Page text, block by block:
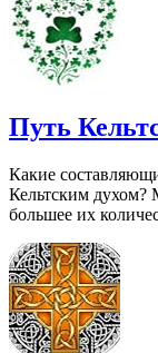
Путь
Какие
Кельтским духом?
большее их